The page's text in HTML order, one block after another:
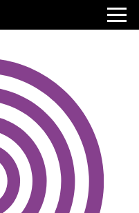
TYPE
ÉCOLE
TAILLE